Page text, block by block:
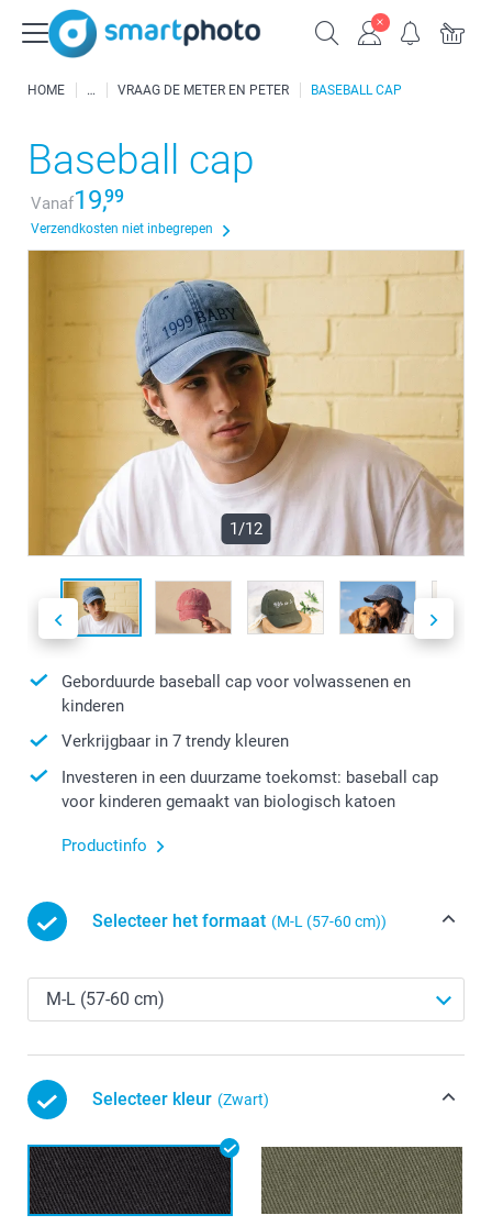
HOME VRAAG DE METER EN PETER BASEBALL CAP
Baseball cap
Vanaf19,99
Verzendkosten niet inbegrepen
1/12
Geborduurde baseball cap voor volwassenen en
kinderen
Verkrijgbaar in 7 trendy kleuren
Investeren in een duurzame toekomst: baseball cap
voor kinderen gemaakt van biologisch katoen
Productinfo
Selecteer het formaat (M-L (57-60 cm))
Selecteer kleur (Zwart)